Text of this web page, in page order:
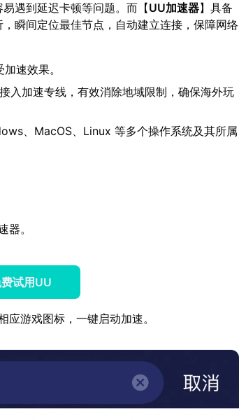
遇到延迟卡顿等问题。而【UU加速器】具备
瞬间定位最佳节点，自动建立连接，保障网络
速效果。
入加速专线，有效消除地域限制，确保海外玩
、MacOS、Linux 等多个操作系统及其所属
器。
试用UU
游戏图标，一键启动加速。